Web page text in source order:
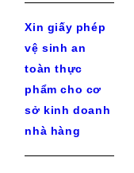
Xin giấy phép
vệ sinh an
toàn thực
phẩm cho cơ
sở kinh doanh
nhà hàng